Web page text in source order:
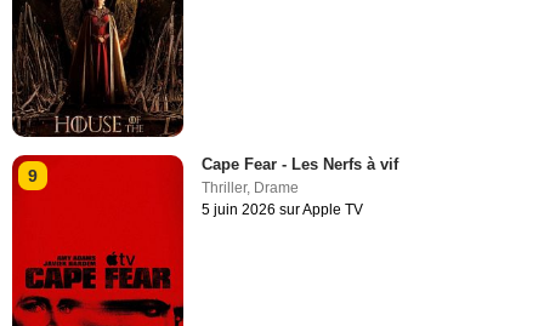
9
Cape Fear - Les Nerfs à vif
Thriller, Drame
5 juin 2026 sur Apple TV